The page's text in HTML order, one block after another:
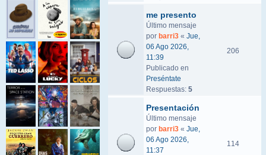
me presento
Último mensaje
por barri3 « Jue,
06 Ago 2026,
11:39
Publicado en
Preséntate
Respuestas: 5
206
Presentación
Último mensaje
por barri3 « Jue,
06 Ago 2026,
11:37
114